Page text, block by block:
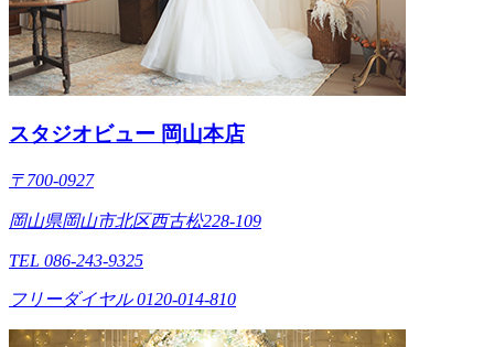
スタジオビュー 岡山本店
〒700-0927
岡山県岡山市北区西古松228-109
TEL 086-243-9325
フリーダイヤル 0120-014-810